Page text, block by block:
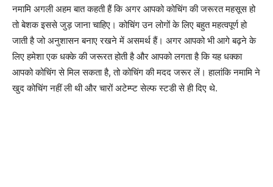
नमामि अगली अहम बात कहती हैं कि अगर आपको कोचिंग की जरूरत महसूस हो
तो बेशक इससे जुड़ जाना चाहिए। कोचिंग उन लोगों के लिए बहुत महत्वपूर्ण हो
जाती है जो अनुशासन बनाए रखने में असमर्थ हैं। अगर आपको भी आगे बढ़ने के
लिए हमेशा एक धक्के की जरूरत होती है और आपको लगता है कि यह धक्का
आपको कोचिंग से मिल सकता है, तो कोचिंग की मदद जरूर लें। हालांकि नमामि ने
खुद कोचिंग नहीं ली थी और चारों अटेम्प्ट सेल्फ स्टडी से ही दिए थे.